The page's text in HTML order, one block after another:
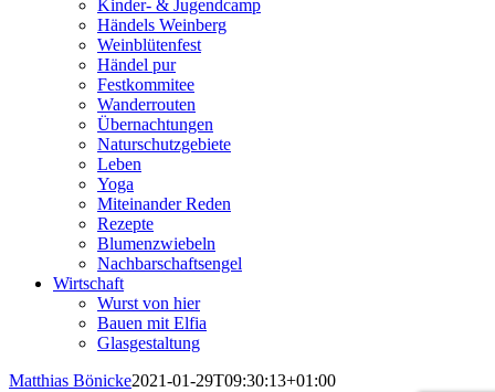
Kinder- & Jugendcamp
Händels Weinberg
Weinblütenfest
Händel pur
Festkommitee
Wanderrouten
Übernachtungen
Naturschutzgebiete
Leben
Yoga
Miteinander Reden
Rezepte
Blumenzwiebeln
Nachbarschaftsengel
Wirtschaft
Wurst von hier
Bauen mit Elfia
Glasgestaltung
Matthias Bönicke2021-01-29T09:30:13+01:00